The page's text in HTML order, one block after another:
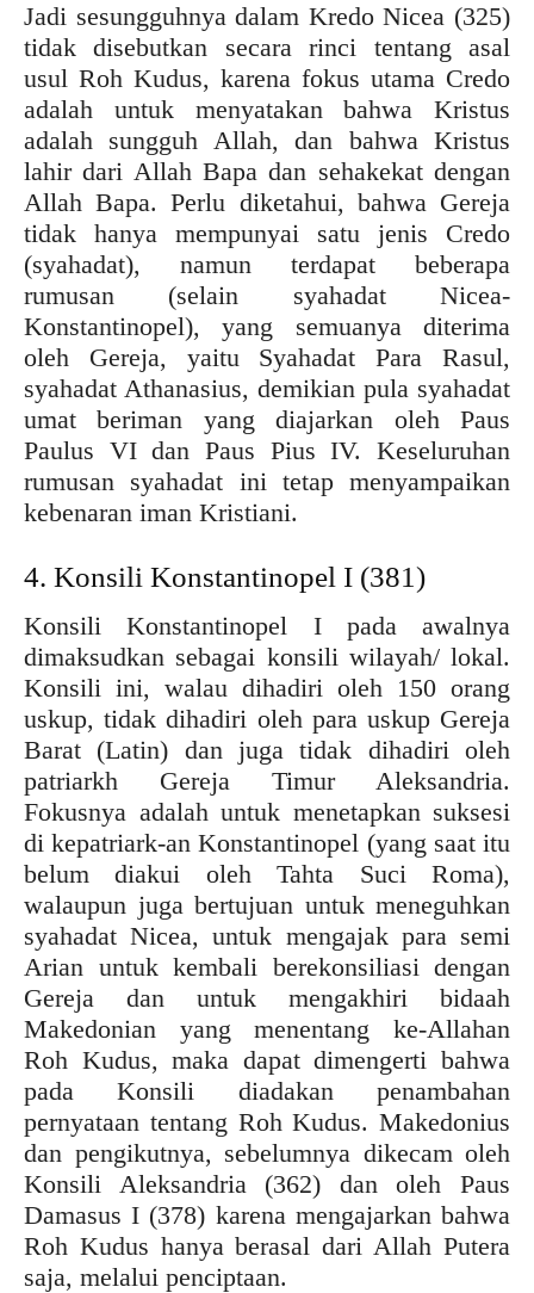
Jadi sesungguhnya dalam Kredo Nicea (325)
tidak disebutkan secara rinci tentang asal
usul Roh Kudus, karena fokus utama Credo
adalah untuk menyatakan bahwa Kristus
adalah sungguh Allah, dan bahwa Kristus
lahir dari Allah Bapa dan sehakekat dengan
Allah Bapa. Perlu diketahui, bahwa Gereja
tidak hanya mempunyai satu jenis Credo
(syahadat), namun terdapat beberapa
rumusan (selain syahadat Nicea-
Konstantinopel), yang semuanya diterima
oleh Gereja, yaitu Syahadat Para Rasul,
syahadat Athanasius, demikian pula syahadat
umat beriman yang diajarkan oleh Paus
Paulus VI dan Paus Pius IV. Keseluruhan
rumusan syahadat ini tetap menyampaikan
kebenaran iman Kristiani.
4. Konsili Konstantinopel I (381)
Konsili Konstantinopel I pada awalnya
dimaksudkan sebagai konsili wilayah/ lokal.
Konsili ini, walau dihadiri oleh 150 orang
uskup, tidak dihadiri oleh para uskup Gereja
Barat (Latin) dan juga tidak dihadiri oleh
patriarkh Gereja Timur Aleksandria.
Fokusnya adalah untuk menetapkan suksesi
di kepatriark-an Konstantinopel (yang saat itu
belum diakui oleh Tahta Suci Roma),
walaupun juga bertujuan untuk meneguhkan
syahadat Nicea, untuk mengajak para semi
Arian untuk kembali berekonsiliasi dengan
Gereja dan untuk mengakhiri bidaah
Makedonian yang menentang ke-Allahan
Roh Kudus, maka dapat dimengerti bahwa
pada Konsili diadakan penambahan
pernyataan tentang Roh Kudus. Makedonius
dan pengikutnya, sebelumnya dikecam oleh
Konsili Aleksandria (362) dan oleh Paus
Damasus I (378) karena mengajarkan bahwa
Roh Kudus hanya berasal dari Allah Putera
saja, melalui penciptaan.